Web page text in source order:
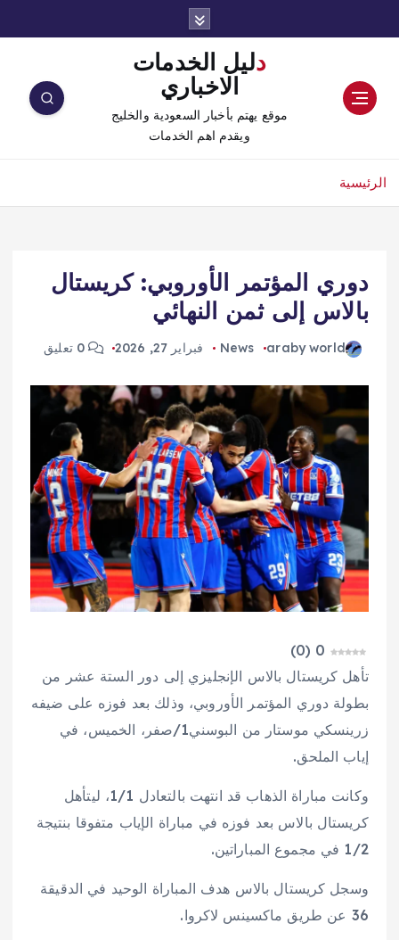
دليل الخدمات
الاخباري
موقع يهتم بأخبار السعودية والخليج
ويقدم اهم الخدمات
الرئيسية
دوري المؤتمر الأوروبي: كريستال
بالاس إلى ثمن النهائي
araby world
News فبراير 27, 2026 0 تعليق
0
(
0
)
تأهل كريستال بالاس الإنجليزي إلى دور الستة عشر من
بطولة دوري المؤتمر الأوروبي، وذلك بعد فوزه على ضيفه
زرينسكي موستار من البوسني1/صفر، الخميس، في
إياب الملحق.
وكانت مباراة الذهاب قد انتهت بالتعادل 1/1، ليتأهل
كريستال بالاس بعد فوزه في مباراة الإياب متفوقا بنتيجة
1/2 في مجموع المباراتين.
وسجل كريستال بالاس هدف المباراة الوحيد في الدقيقة
36 عن طريق ماكسينس لاكروا.